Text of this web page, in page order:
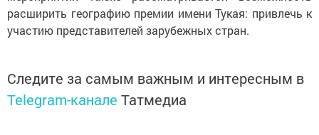
расширить географию премии имени Тукая: привлечь к
участию представителей зарубежных стран.
Следите за самым важным и интересным в
Telegram-канале Татмедиа